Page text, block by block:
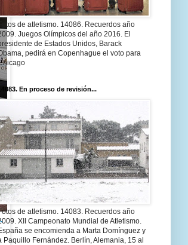
Fotos de atletismo. 14086. Recuerdos año
Juegos Olímpicos del año 2016. El
de Estados Unidos, Barack
pedirá en Copenhague el voto para
14083. En proceso de revisión...
de atletismo. 14083. Recuerdos año
XII Campeonato Mundial de Atletismo.
se encomienda a Marta Domínguez y
Paquillo Fernández. Berlín, Alemania, 15 al